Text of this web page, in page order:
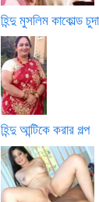
হিন্দু মুসলিম কাকোল্ড
হিন্দু আন্টিকে করার গল্প